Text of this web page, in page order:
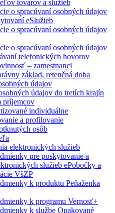
tovarov a služieb
o spracúvaní osobných údajov
eSlužieb
o spracúvaní osobných údajov
o spracúvaní osobných údajov
telefonických hovorov
– zamestnanci
základ, retenčná doba
údajov
údajov do tretích krajín
príjemcov
individuálne
a profilovanie
osôb
elektronických služieb
pre poskytovanie a
služieb ePobočky a
VšZP
k produktu Peňaženka
k programu Vernosť+
k službe Opakované